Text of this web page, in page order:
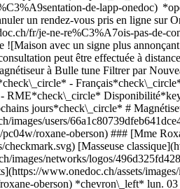
de-lapp-onedoc)